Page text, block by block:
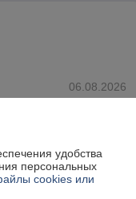
06.08.2026
удобства
персональных
cookies или